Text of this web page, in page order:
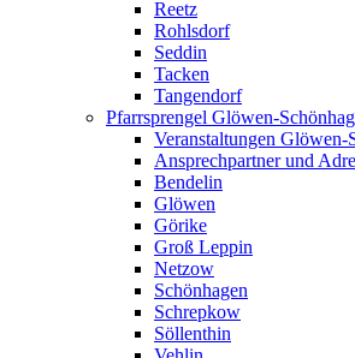
Reetz
Rohlsdorf
Seddin
Tacken
Tangendorf
Pfarrsprengel Glöwen-
Veranstaltungen Glöwen-
Ansprechpartner und
Bendelin
Glöwen
Görike
Groß Leppin
Netzow
Schönhagen
Schrepkow
Söllenthin